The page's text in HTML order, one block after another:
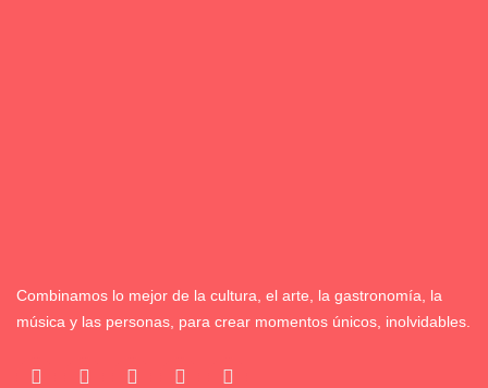
Combinamos lo mejor de la cultura, el arte, la gastronomía, la
música y las personas, para crear momentos únicos, inolvidables.